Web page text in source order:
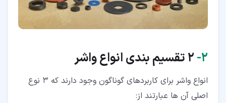
۲‏- 2تقسیم بندی انواع واشر
انواع واشر برای کاربردهای گوناگون وجود دارند که 3 نوع
اصلی آن ها عبارتند از: